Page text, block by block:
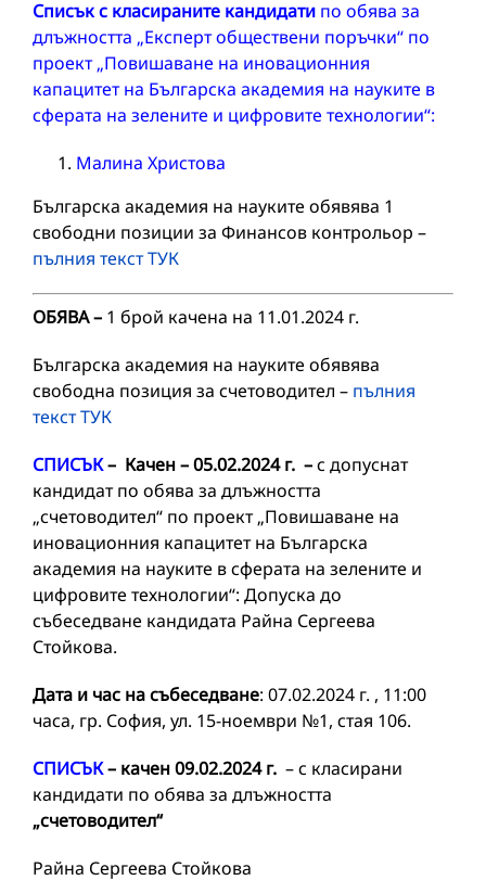
Списък с класираните кандидатипо обява за
длъжността „Експерт обществени поръчки“ по
проект „Повишаване на иновационния
капацитет на Българска академия на науките в
сферата на зелените и цифровите технологии“:
Малина Христова
Българска академия на науките обявява 1
свободни позиции за Финансов контрольор –
пълния текст ТУК
ОБЯВА– 1 брой качена на 11.01.2024 г.
Българска академия на науките обявява
свободна позиция за счетоводител – пълния
текст ТУК
СПИСЪК– Качен – 05.02.2024 г. –с допуснат
кандидат по обява за длъжността
„счетоводител“ по проект „Повишаване на
иновационния капацитет на Българска
академия на науките в сферата на зелените и
цифровите технологии“: Допуска до
събеседване кандидата Райна Сергеева
Стойкова.
Дата и час на събеседване: 07.02.2024 г. , 11:00
часа, гр. София, ул. 15-ноември №1, стая 106.
СПИСЪК– качен 09.02.2024 г. – с класирани
кандидати по обява за длъжността
„счетоводител“
Райна Сергеева Стойкова